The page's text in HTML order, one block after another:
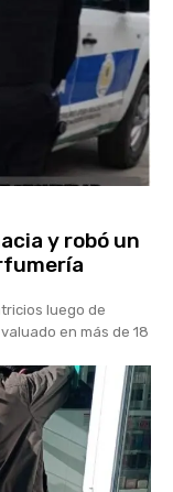
y robó un
luego de
en más de 18